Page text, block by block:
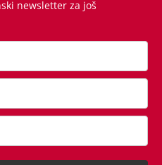
besplatno: Građani
newsletter za još